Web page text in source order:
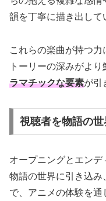
韻を丁寧に描き出して
これらの楽曲が持つ
トーリーの深みがよ
ラマチックな要素が引
視聴者を物語の
オープニングとエン
物語の世界に引き込み
で、アニメの体験を通